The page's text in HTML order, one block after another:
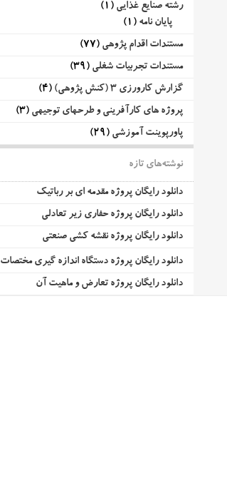
رشته صنایع غذایی (1)
پایان نامه (1)
مستندات اقدام پژوهی (77)
مستندات تجربیات شغلی (39)
گزارش کارورزی 3 (کنش پژوهی)
(4)
پروژه های کارآفرینی و طرحهای توجیهی (3)
پاورپوینت آموزشی (29)
نوشته‌های تازه
دانلود رایگان پروژه مقدمه ای بر رباتیک
دانلود رایگان پروژه حفاری زیر تعادلی
دانلود رایگان پروژه نقشه کشی صنعتی
دانلود رایگان پروژه دستگاه اندازه گیری مختصات CMM
دانلود رایگان پروژه تعارض و ماهیت آن